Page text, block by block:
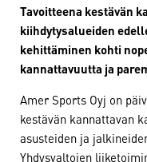
Tavoitteena kestävän
kiihdytysalueiden
kehittäminen kohti
kannattavuutta ja
Amer Sports Oyj on
kestävän kannattavan
asusteiden ja
Yhdysvaltojen